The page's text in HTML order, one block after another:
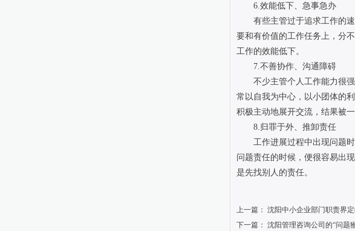
6.效能低下、急事急办
有些主管过于追求工作的
要和有价值的工作任务上，分
工作的效能低下。
7.不善协作、沟通障碍
不少主管个人工作能力很
常以自我为中心，以小团体的
积极主动地展开交流，结果被
8.归罪于外、推卸责任
工作进展过程中出现问题
问题责任的时候，便很容易出
是先找别人的责任。
上一篇： 沈阳中小企业部门职责界
下一篇： 沈阳管理咨询公司的“问题